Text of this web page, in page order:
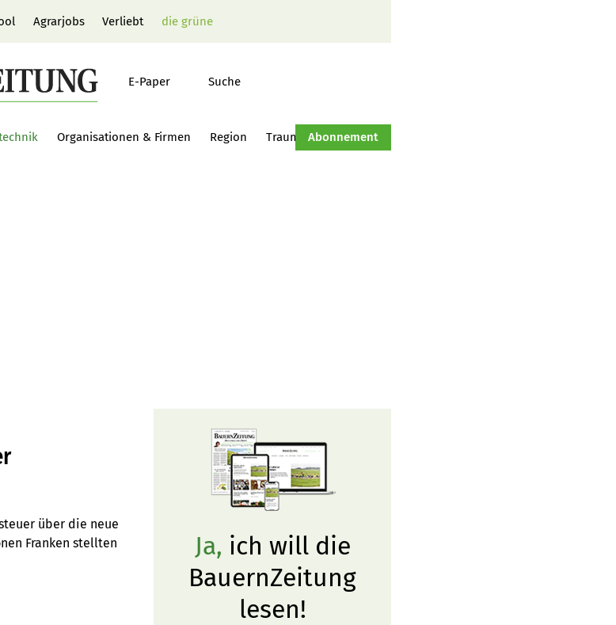
Agrarjobs Verliebt die grüne
E-Paper Suche
Organisationen & Firmen Region Traumtraktor Hof-Management
Abonnement
über die neue
Franken stellten
Ja, ich will die
BauernZeitung
lesen!